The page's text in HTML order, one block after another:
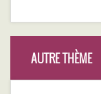
AUTRE THÈME